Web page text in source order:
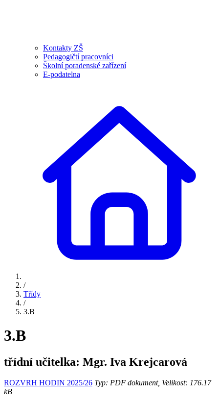
Kontakty ZŠ
Pedagogičtí pracovníci
Školní poradenské zařízení
E-podatelna
/
Třídy
/
3.B
3.B
třídní učitelka: Mgr. Iva Krejcarová
ROZVRH HODIN 2025/26 Typ: PDF dokument, Velikost: 176.17
kB